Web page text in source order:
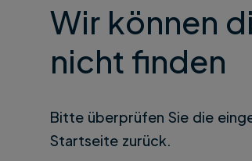
Wir können
nicht finden
Bitte überprüfen Sie die
Startseite zurück.